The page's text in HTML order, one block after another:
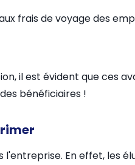
frais de voyage des
il est évident que ces
bénéficiaires !
l'entreprise. En effet, les